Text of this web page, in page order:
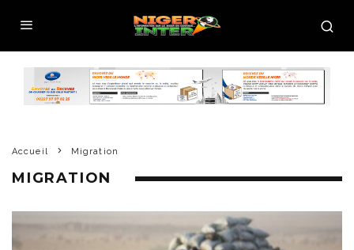
Accueil Migration
MIGRATION